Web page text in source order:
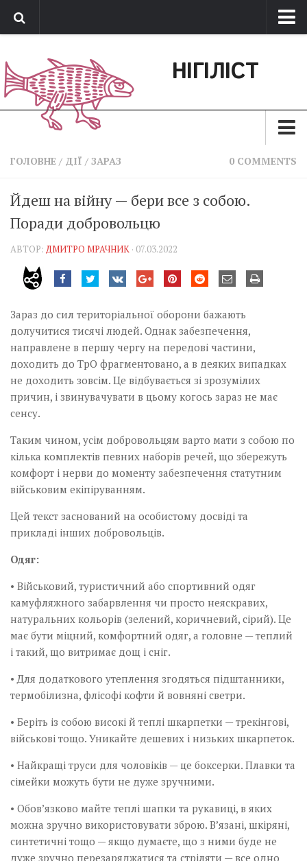
Обратная связь
Поддержать сайт
НІГІЛІСТ
Зараз
Позиція
Дії
Агітатор
Візуальне
Научпоп
Головне
Цитати
ГОЛОВНЕ / ДІЇ / ЗАРАЗ 0 COMMENTS
Йдеш на війну — бери все з собою.
Поради добровольцю
АВТОР: ДМИТРО МРАЧНИК · 07.03.2022
Зараз до сил територіальної оборони бажають
долучитися тисячі людей. Однак забезпечення,
направлене в першу чергу на передові частини,
доходить до ТрО фрагментовано, а в деяких випадках
не доходить зовсім. Це відбувається зі зрозумілих
причин, і звинувачувати в цьому когось зараз не має
сенсу.
Таким чином, усім добровольцям варто мати з собою по
кілька комплектів певних наборів речей, що збережуть
комфорт і нерви до моменту забезпечення статутним
військовим екіпіруванням.
Цей текст заснований на особистому досвіді та
прикладі інших добровольців.
Одяг:
• Військовий, туристичний або спортивний одяг
камуфляжного забарвлення чи просто неяскравих,
натуральних кольорів (зелений, коричневий, сірий). Це
має бути міцний, комфортний одяг, а головне — теплий
і такий, що витримає дощ і сніг.
• Для додаткового утеплення згодяться підштанники,
термобілизна, флісофі кофти й вовняні светри.
• Беріть із собою високі й теплі шкарпетки — трекінгові,
військові тощо. Уникайте дешевих і низьких шкарпеток.
• Найкращі труси для чоловіків — це боксерки. Плавки та
сімейки можуть бути не дуже зручними.
• Обов’язково майте теплі шапки та рукавиці, в яких
можна зручно використовувати зброю. В’язані, шкіряні,
синтетичні тощо — якщо думаєте, що з ними буде не
дуже зручно перезаряджатися та стріляти — все одно